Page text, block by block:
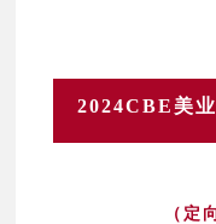
2024CBE美
（定